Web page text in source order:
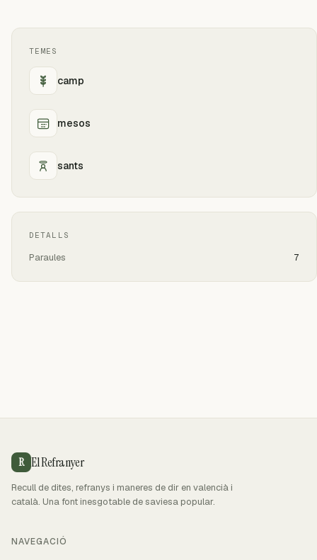
TEMES
camp
mesos
sants
DETALLS
Paraules 7
R El Refranyer
Recull de dites, refranys i maneres de dir en valencià i
català. Una font inesgotable de saviesa popular.
NAVEGACIÓ